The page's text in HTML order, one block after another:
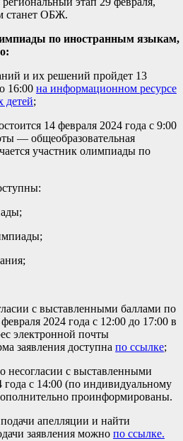
станет ОБЖ.
по иностранным языкам,
и их решений пройдет 13
16:00 на информационном ресурсе
детей;
14 февраля 2024 года с 9:00
— общеобразовательная
участник олимпиады по
с выставленными баллами по
2024 года с 12:00 до 17:00 в
электронной почты
заявления доступна по ссылке;
несогласии с выставленными
с 14:00 (по индивидуальному
проинформированы.
апелляции и найти
заявления можно по ссылке.